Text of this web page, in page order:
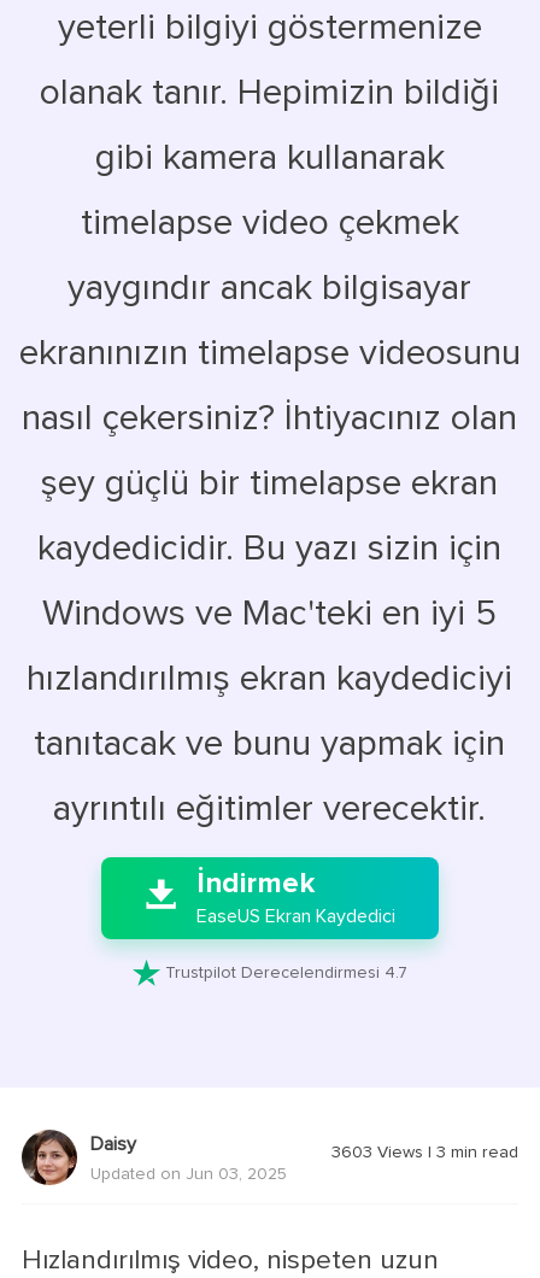
yeterli bilgiyi göstermenize
olanak tanır. Hepimizin bildiği
gibi kamera kullanarak
timelapse video çekmek
yaygındır ancak bilgisayar
ekranınızın timelapse videosunu
nasıl çekersiniz? İhtiyacınız olan
şey güçlü bir timelapse ekran
kaydedicidir. Bu yazı sizin için
Windows ve Mac'teki en iyi 5
hızlandırılmış ekran kaydediciyi
tanıtacak ve bunu yapmak için
ayrıntılı eğitimler verecektir.

 İndirmek
EaseUS Ekran Kaydedici
 Trustpilot Derecelendirmesi 4.7
Daisy
Updated on Jun 03, 2025
3603 Views |3 min read
Hızlandırılmış video, nispeten uzun